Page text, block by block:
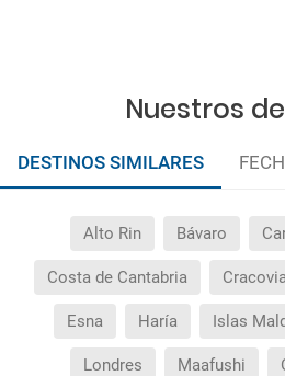
Nuestros
DESTINOS SIMILARES
Alto Rin Bávaro
Costa de Cantabria
Esna Haría Islas
Londres Maafushi